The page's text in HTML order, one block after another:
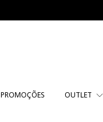
PROMOÇÕES OUTLET